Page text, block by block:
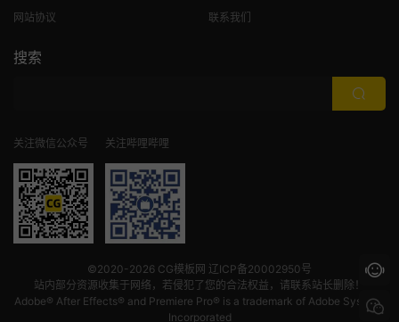
网站协议
联系我们
搜索
关注微信公众号 关注哔哩哔哩
©2020-2026 CG模板网 辽ICP备20002950号
站内部分资源收集于网络，若侵犯了您的合法权益，请联系站长删除！
Adobe® After Effects® and Premiere Pro® is a trademark of Adobe Systems
Incorporated